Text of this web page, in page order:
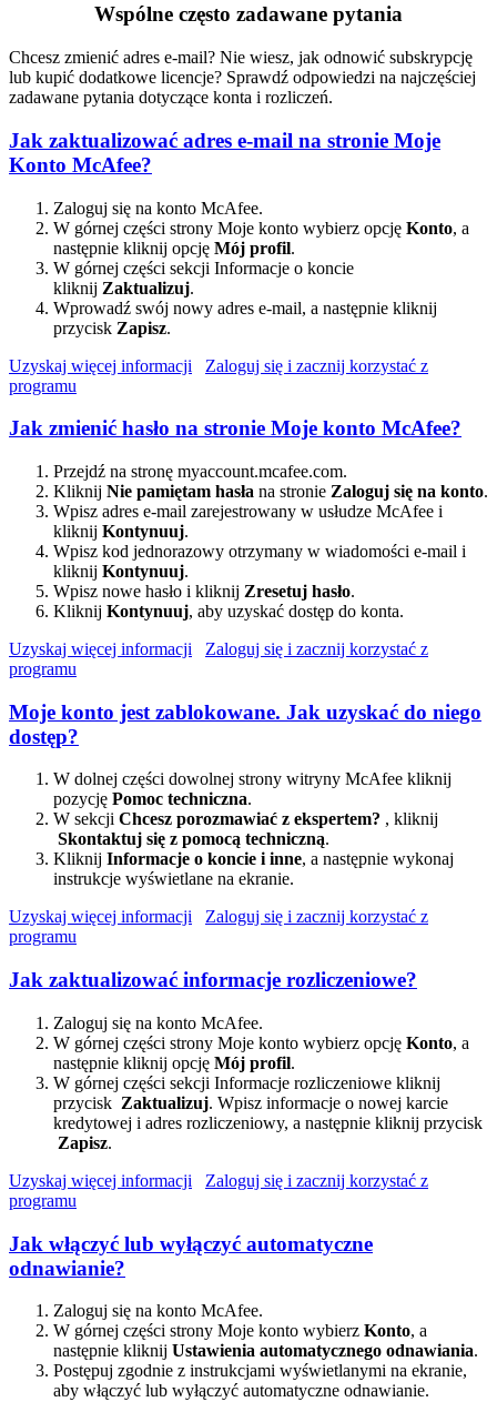
Wspólne często zadawane pytania
Chcesz zmienić adres e-mail? Nie wiesz, jak odnowić subskrypcję
lub kupić dodatkowe licencje? Sprawdź odpowiedzi na najczęściej
zadawane pytania dotyczące konta i rozliczeń.
Jak zaktualizować adres e-mail na stronie Moje
Konto McAfee?
Zaloguj się na konto McAfee.
W górnej części strony Moje konto wybierz opcję Konto, a
następnie kliknij opcję Mój profil.
W górnej części sekcji Informacje o koncie
kliknij Zaktualizuj.
Wprowadź swój nowy adres e-mail, a następnie kliknij
przycisk Zapisz.
Uzyskaj więcej informacji
Zaloguj się i zacznij korzystać z
programu
Jak zmienić hasło na stronie Moje konto McAfee?
Przejdź na stronę myaccount.mcafee.com.
Kliknij Nie pamiętam hasła na stronie Zaloguj się na konto.
Wpisz adres e-mail zarejestrowany w usłudze McAfee i
kliknij Kontynuuj.
Wpisz kod jednorazowy otrzymany w wiadomości e-mail i
kliknij Kontynuuj.
Wpisz nowe hasło i kliknij Zresetuj hasło.
Kliknij Kontynuuj, aby uzyskać dostęp do konta.
Uzyskaj więcej informacji
Zaloguj się i zacznij korzystać z
programu
Moje konto jest zablokowane. Jak uzyskać do niego
dostęp?
W dolnej części dowolnej strony witryny McAfee kliknij
pozycję Pomoc techniczna.
W sekcji Chcesz porozmawiać z ekspertem? , kliknij
Skontaktuj się z pomocą techniczną.
Kliknij Informacje o koncie i inne, a następnie wykonaj
instrukcje wyświetlane na ekranie.
Uzyskaj więcej informacji
Zaloguj się i zacznij korzystać z
programu
Jak zaktualizować informacje rozliczeniowe?
Zaloguj się na konto McAfee.
W górnej części strony Moje konto wybierz opcję Konto, a
następnie kliknij opcję Mój profil.
W górnej części sekcji Informacje rozliczeniowe kliknij
przycisk Zaktualizuj. Wpisz informacje o nowej karcie
kredytowej i adres rozliczeniowy, a następnie kliknij przycisk
Zapisz.
Uzyskaj więcej informacji
Zaloguj się i zacznij korzystać z
programu
Jak włączyć lub wyłączyć automatyczne
odnawianie?
Zaloguj się na konto McAfee.
W górnej części strony Moje konto wybierz Konto, a
następnie kliknij Ustawienia automatycznego odnawiania.
Postępuj zgodnie z instrukcjami wyświetlanymi na ekranie,
aby włączyć lub wyłączyć automatyczne odnawianie.